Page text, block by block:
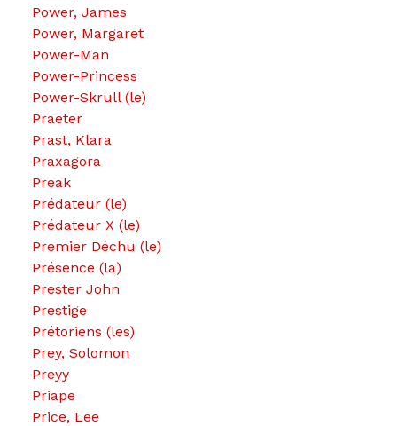
Power, James
Power, Margaret
Power-Man
Power-Princess
Power-Skrull (le)
Praeter
Prast, Klara
Praxagora
Preak
Prédateur (le)
Prédateur X (le)
Premier Déchu (le)
Présence (la)
Prester John
Prestige
Prétoriens (les)
Prey, Solomon
Preyy
Priape
Price, Lee